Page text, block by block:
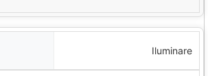
Iluminare